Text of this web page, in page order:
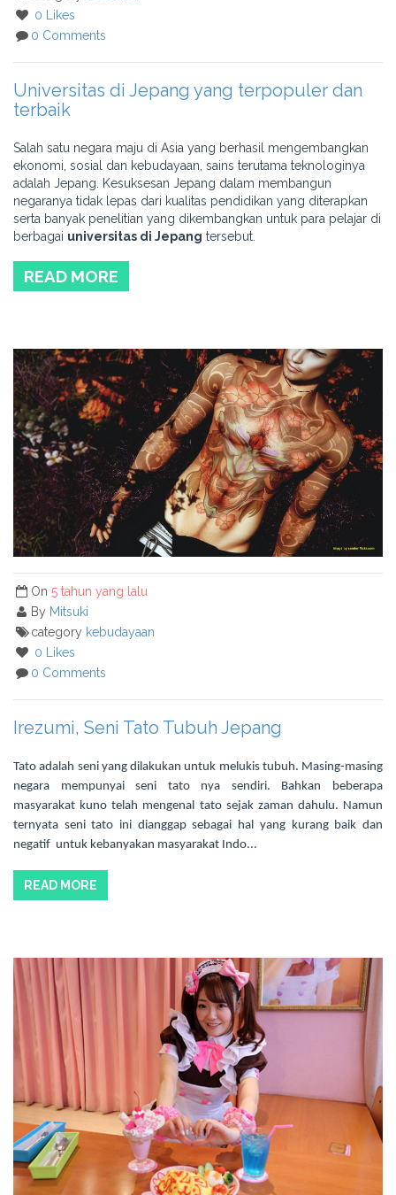
0 Likes
0 Comments
Universitas di Jepang yang terpopuler dan
terbaik
Salah satu negara maju di Asia yang berhasil mengembangkan
ekonomi, sosial dan kebudayaan, sains terutama teknologinya
adalah Jepang. Kesuksesan Jepang dalam membangun
negaranya tidak lepas dari kualitas pendidikan yang diterapkan
serta banyak penelitian yang dikembangkan untuk para pelajar di
berbagai universitas di Jepang tersebut.
READ MORE
On 5 tahun yang lalu
By Mitsuki
category kebudayaan
0 Likes
0 Comments
Irezumi, Seni Tato Tubuh Jepang
Tato adalah seni yang dilakukan untuk melukis tubuh. Masing-masing
negara mempunyai seni tato nya sendiri. Bahkan beberapa
masyarakat kuno telah mengenal tato sejak zaman dahulu. Namun
ternyata seni tato ini dianggap sebagai hal yang kurang baik dan
negatif untuk kebanyakan masyarakat Indo...
READ MORE